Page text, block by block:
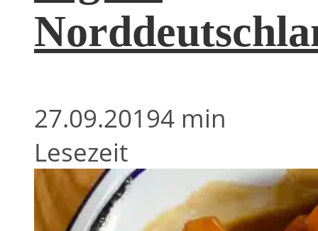
27.09.20194 min
Lesezeit